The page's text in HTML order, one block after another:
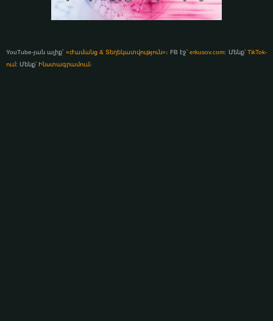
YouTube-յան ալիք՝ «Ժամանց & Տեղեկատվություն»։ FB էջ՝erkusov.com: Մենք՝TikTok-
ում: Մենք՝ Ինստագրամում։